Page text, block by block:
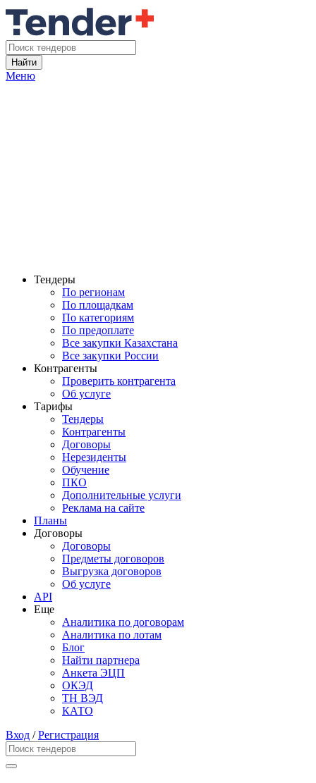
Найти
Меню
Тендеры
По регионам
По площадкам
По категориям
По предоплате
Все закупки Казахстана
Все закупки России
Контрагенты
Проверить контрагента
Об услуге
Тарифы
Тендеры
Контрагенты
Договоры
Нерезиденты
Обучение
ПКО
Дополнительные услуги
Реклама на сайте
Планы
Договоры
Договоры
Предметы договоров
Выгрузка договоров
Об услуге
API
Еще
Аналитика по договорам
Аналитика по лотам
Блог
Найти партнера
Анкета ЭЦП
ОКЭД
ТН ВЭД
КАТО
Вход /Регистрация